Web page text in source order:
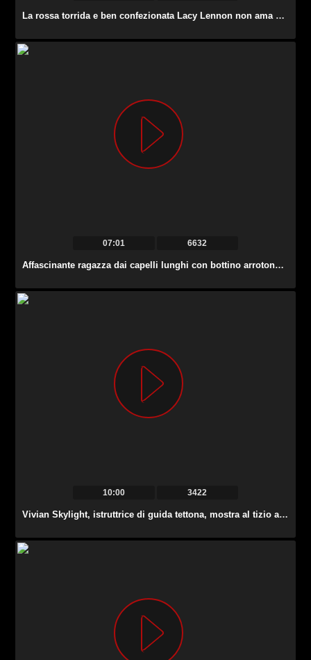
La rossa torrida e ben confezionata Lacy Lennon non ama nient’altro che il vero mish.
07:01 6632
Affascinante ragazza dai capelli lunghi con bottino arrotondato Nelly Kent è colpita alla pecorina.
10:00 3422
Vivian Skylight, istruttrice di guida tettona, mostra al tizio alcuni trucchi sessuali.